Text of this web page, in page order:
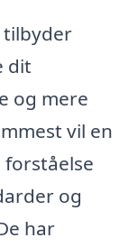
tilbyder
dit
og mere
vil en
og
har